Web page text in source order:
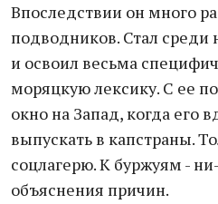
Впоследствии он много
подводников. Стал среди
и освоил весьма
моряцкую лексику. С ее
окно на Запад, когда его
выпускать в капстраны.
соцлагерю. К буржуям -
объяснения причин.